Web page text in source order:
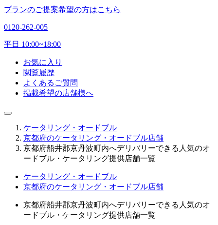
プランのご提案希望の方はこちら
0120-262-005
平日 10:00~18:00
お気に入り
閲覧履歴
よくあるご質問
掲載希望の店舗様へ
ケータリング・オードブル
京都府のケータリング・オードブル店舗
京都府船井郡京丹波町内へデリバリーできる人気のオ
ードブル・ケータリング提供店舗一覧
ケータリング・オードブル
京都府のケータリング・オードブル店舗
京都府船井郡京丹波町内へデリバリーできる人気のオ
ードブル・ケータリング提供店舗一覧